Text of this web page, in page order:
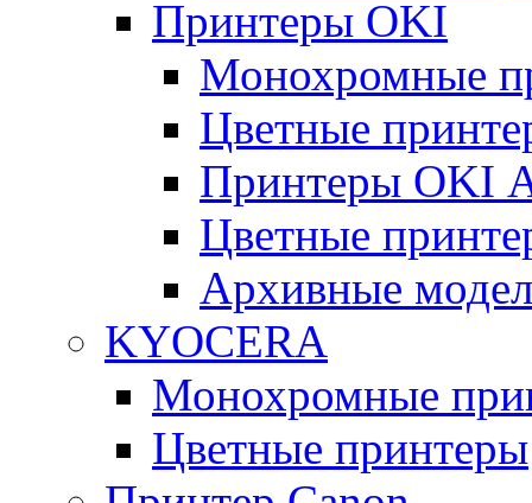
Принтеры OKI
Монохромные
Цветные
Принтеры OKI
Цветные
Архивные
KYOCERA
Монохромные
Цветные принтеры